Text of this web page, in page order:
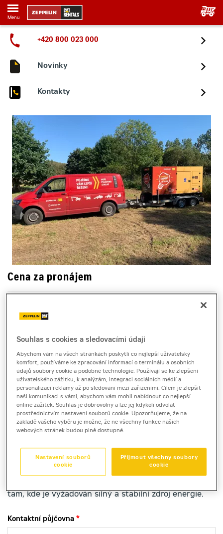
Menu
+420 800 023 000
Novinky
Kontakty
Cena za pronájem
4 550 Kč bez DPH
23 a více dnů
4 160 Kč bez DPH
5 033 Kč s DPH
30 000 Kč
tam, kde je vyžadován silný a stabilní zdroj energie.
Kontaktní půjčovna
Souhlas s cookies a sledovacími údaji
Abychom vám na všech stránkách poskytli co nejlepší uživatelský
komfort, používáme ke zpracování informací o terminálu a osobních
údajů soubory cookie a podobné technologie. Používají se ke zlepšení
uživatelského zážitku, k analýzám, integraci sociálních médií a
personalizaci reklamy až po sledování mezi zařízeními. Cílem je zlepšit
naši komunikaci s vámi, abychom vám mohli nabídnout co nejlepší
online zážitek. Souhlas je dobrovolný a lze jej kdykoli odvolat
prostřednictvím nastavení souborů cookie. Upozorňujeme, že na
základě vašeho výběru je možné, že ne všechny funkce našich
webových stránek budou plně dostupné.
Přijmout všechny soubory
cookie
Nastavení souborů
cookie